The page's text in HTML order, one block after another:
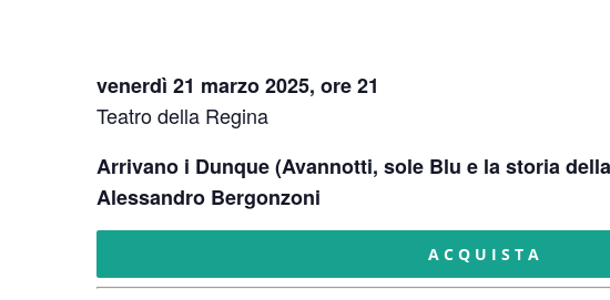
venerdì 21 marzo 2025, ore 21
Teatro della Regina
Arrivano i Dunque (Avannotti, sole Blu e la storia
Alessandro Bergonzoni
ACQUISTA